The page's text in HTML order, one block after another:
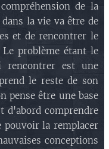
de la
la vie va être de
et de rencontrer le
problème étant le
est une
le reste de son
pense être une base
d'abord comprendre
pouvoir la remplacer
conceptions